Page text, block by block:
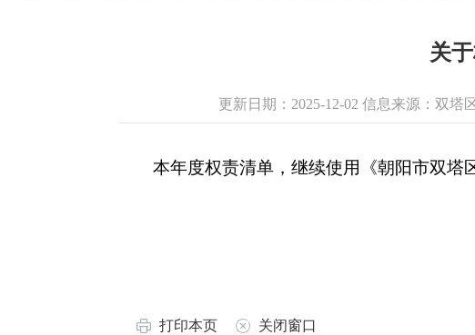
关
更新日期：2025-12-02 信息来源：双塔
本年度权责清单，继续使用《朝阳市双塔区
打印本页 关闭窗口